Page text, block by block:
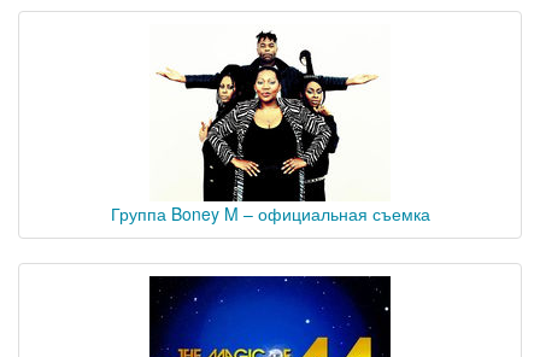
Группа Boney M – официальная съемка